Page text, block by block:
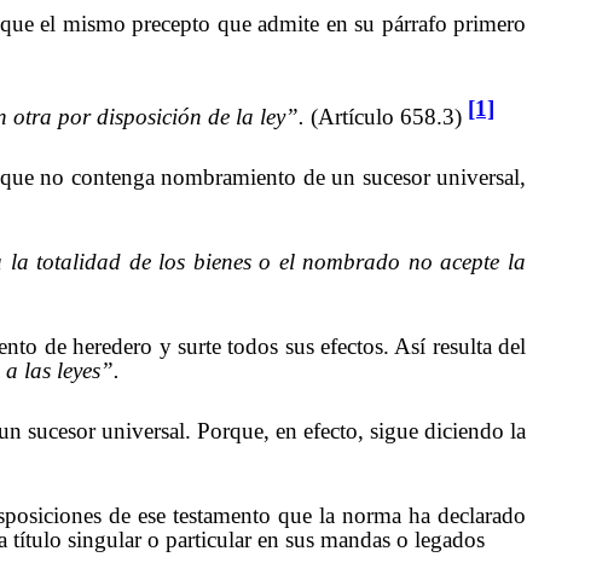
el mismo precepto que admite en su párrafo primero
otra por disposición de la ley”. (Artículo 658.3) [1]
no contenga nombramiento de un sucesor universal,
la totalidad de los bienes o el nombrado no acepte la
de heredero y surte todos sus efectos. Así resulta del
las leyes”.
sucesor universal. Porque, en efecto, sigue diciendo la
de ese testamento que la norma ha declarado
título singular o particular en sus mandas o legados